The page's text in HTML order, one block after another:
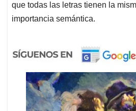
que todas las letras tienen la
importancia semántica.